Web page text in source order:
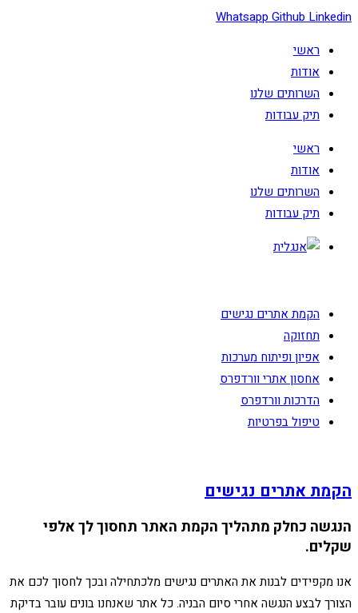
Skip
content
Whatsapp Github Linkedin
ראשי
אודות
השרותים שלנו
תיק עבודות
ראשי
אודות
השרותים שלנו
תיק עבודות
הקמת אתרים נגישים
תחזוקה
אפיון ופיתוח מערכות
אחסון אתרי וורדפרס
הדרכות וורדפרס
טיפול בפרטיות
הקמת אתרים נגישים
הנגשה כחלק מתהליך הקמת האתר תחסוך לך אלפי
שקלים.
אנו מקפידים לבנות את האתרים נגישים מלכתחילה ובכך לחסוך לכם את
הצורך לבצע הנגשה אחרי סיום הבניה. כל אתר שאנחנו בונים עובר בדיקת